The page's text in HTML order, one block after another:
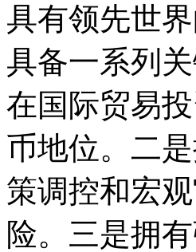
具有领先世
具备一系列
在国际贸易
币地位。二
策调控和宏
险。三是拥